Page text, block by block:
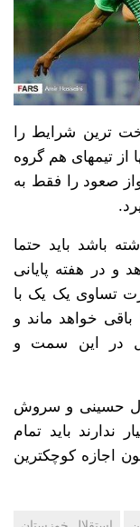
ترین شرایط را
از تیمهای هم گروه
صعود را فقط به
باشد باید حتما
و در هفته پایانی
تساوی یک یک با
خواهد ماند و
در این سمت و
حسینی و سروش
ندارند باید تمام
اجازه کوچکترین